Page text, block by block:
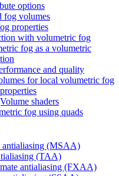
options
fog volumes
properties
with volumetric fog
fog as a volumetric
and quality
for local volumetric fog
shaders
fog using quads
antialiasing (MSAA)
(TAA)
antialiasing (FXAA)